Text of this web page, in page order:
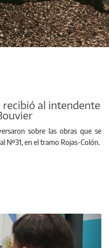
recibió al intendente
sobre las obras que se
Nº31, en el tramo Rojas-Colón.